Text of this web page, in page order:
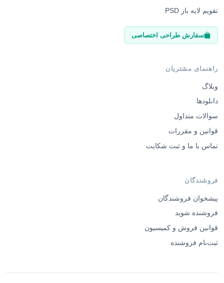
تقویم لایه باز PSD
سفارش طراحی اختصاصی
راهنمای مشتریان
وبلاگ
دانلودها
سوالات متداول
قوانین و مقررات
تماس با ما و ثبت شکایت
فروشندگان
پیشخوان فروشندگان
فروشنده شوید
قوانین فروش و کمیسیون
ثبت‌نام فروشنده